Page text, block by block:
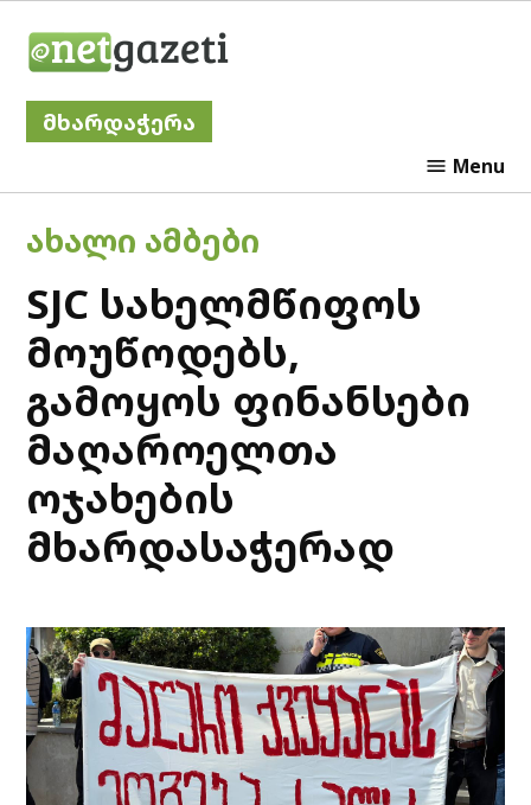
მხარდაჭერა
Menu
POSTED
ᲐᲮᲐᲚᲘ ᲐᲛᲑᲔᲑᲘ
SJC სახელმწიფოს
მოუწოდებს,
გამოყოს ფინანსები
მაღაროელთა
ოჯახების
მხარდასაჭერად